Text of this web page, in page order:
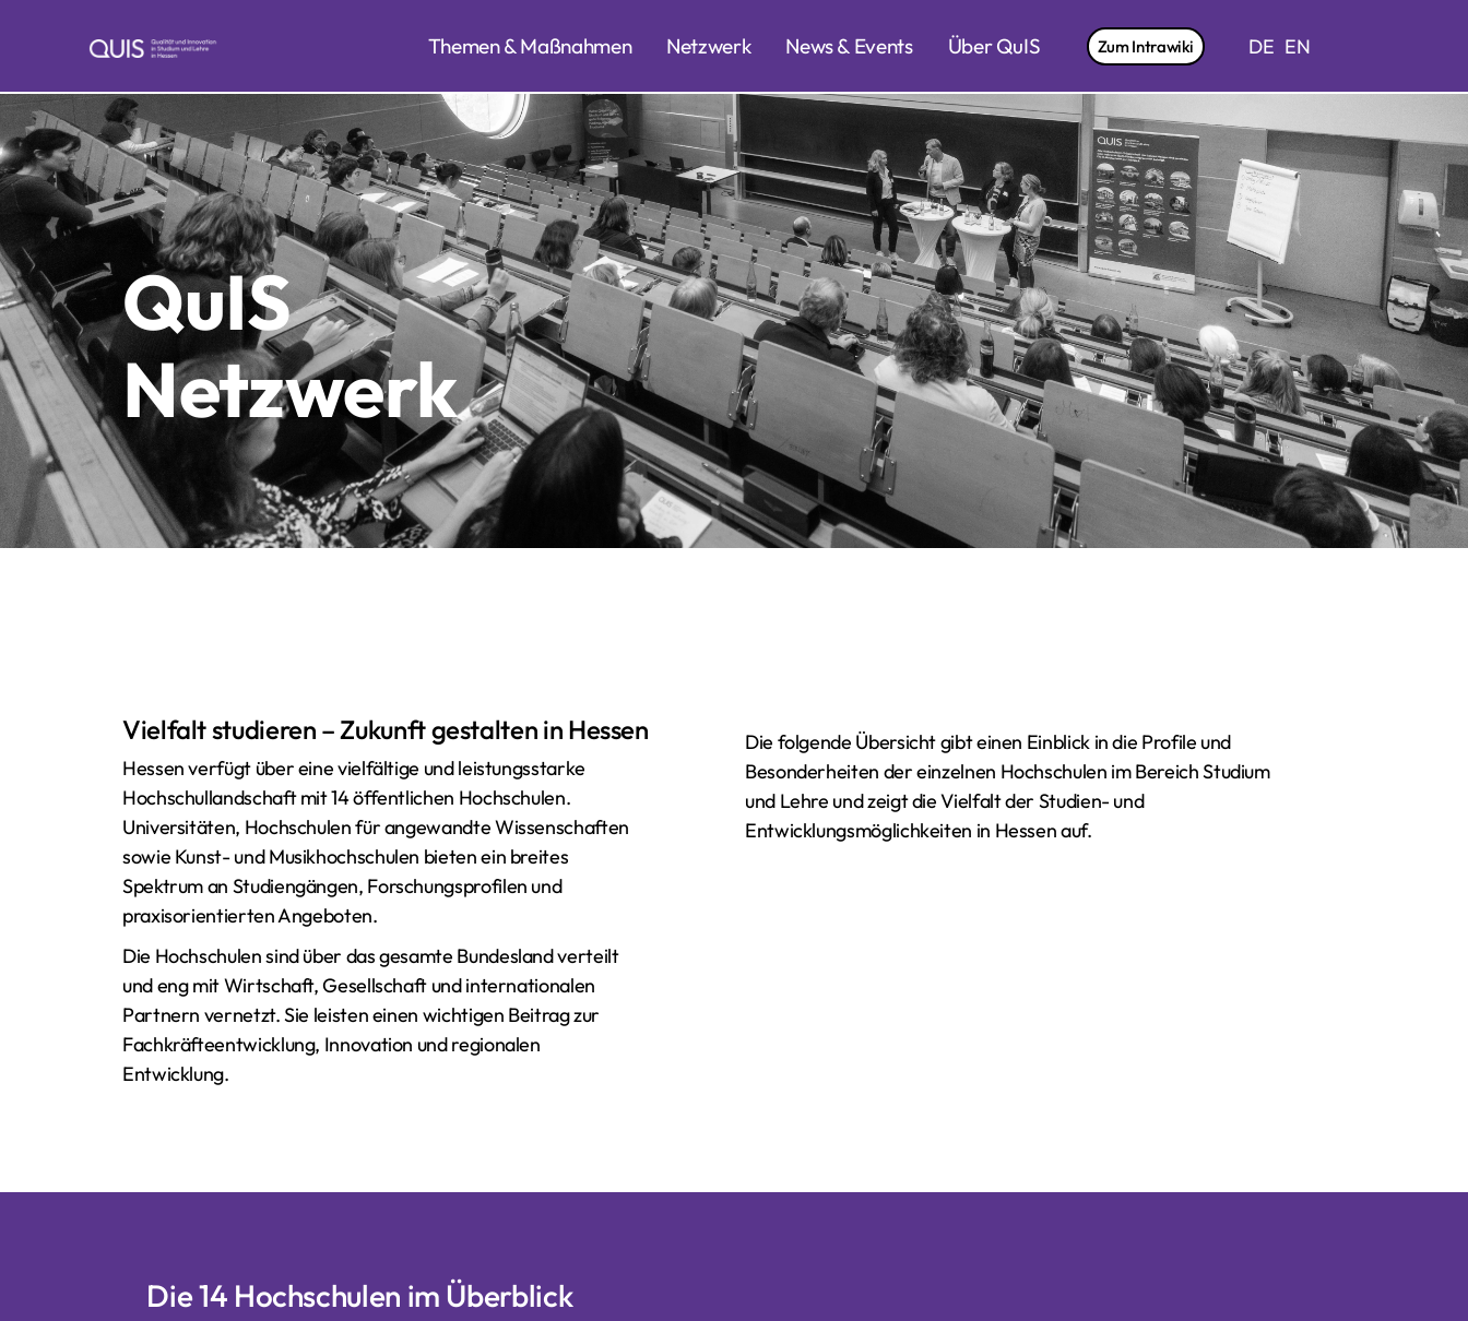
Themen & Maßnahmen Netzwerk News & Events Über QuIS Zum Intrawiki DE EN
QuIS
Netzwerk
Vielfalt studieren – Zukunft gestalten in Hessen
Hessen verfügt über eine vielfältige und leistungsstarke
Hochschullandschaft mit 14 öffentlichen Hochschulen.
Universitäten, Hochschulen für angewandte Wissenschaften
sowie Kunst- und Musikhochschulen bieten ein breites
Spektrum an Studiengängen, Forschungsprofilen und
praxisorientierten Angeboten.
Die Hochschulen sind über das gesamte Bundesland verteilt
und eng mit Wirtschaft, Gesellschaft und internationalen
Partnern vernetzt. Sie leisten einen wichtigen Beitrag zur
Fachkräfteentwicklung, Innovation und regionalen
Entwicklung.
Die folgende Übersicht gibt einen Einblick in die Profile und
Besonderheiten der einzelnen Hochschulen im Bereich Studium
und Lehre und zeigt die Vielfalt der Studien- und
Entwicklungsmöglichkeiten in Hessen auf.
Die 14 Hochschulen im Überblick